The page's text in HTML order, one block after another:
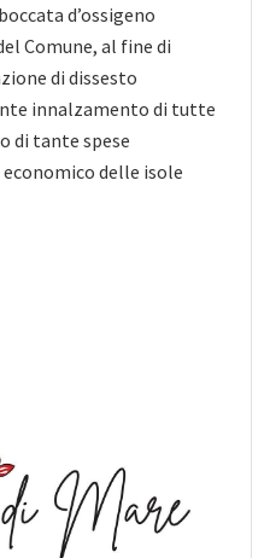
d’ossigeno
Comune, al fine di
di dissesto
innalzamento di tutte
di tante spese
delle isole